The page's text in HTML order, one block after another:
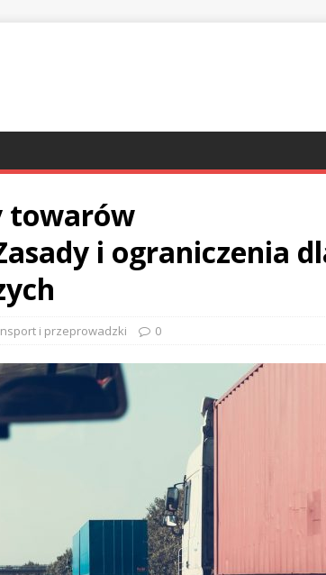
towarów
i ograniczenia
i przeprowadzki 0